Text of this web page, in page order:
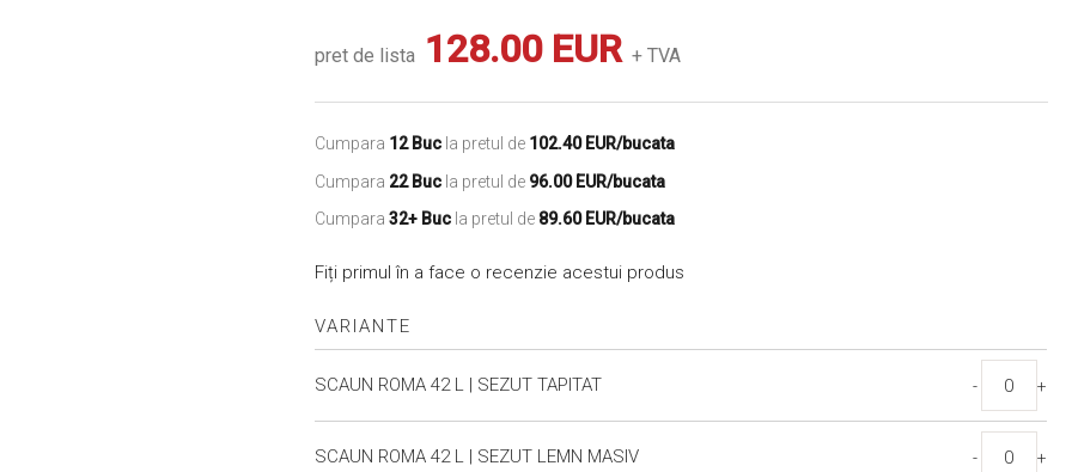
pret de lista 128.00 EUR+ TVA
Cumpara 12 Buc la pretul de 102.40 EUR/bucata
Cumpara 22 Buc la pretul de 96.00 EUR/bucata
Cumpara32+ Buc la pretul de 89.60 EUR/bucata
Fiți primul în a face o recenzie acestui produs
Grupate
VARIANTE
SCAUN ROMA 42 L | SEZUT TAPITAT - +
SCAUN ROMA 42 L | SEZUT LEMN MASIV - +